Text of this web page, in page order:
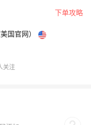
下单攻略
国官网）
关注